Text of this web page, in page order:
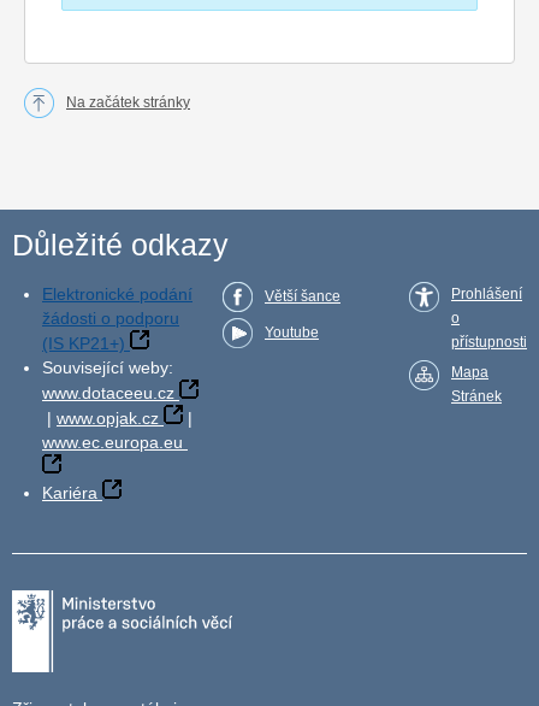
Na začátek stránky
Důležité odkazy
Elektronické podání
žádosti o podporu
(IS KP21+)
Související weby:
www.dotaceeu.cz
| www.opjak.cz
|
www.ec.europa.eu
Kariéra
Větší šance
Youtube
Prohlášení
o
přístupnosti
Mapa
Stránek